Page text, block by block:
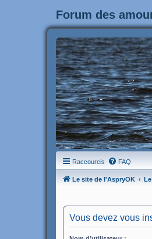
Forum des
Raccourcis FAQ
Le site de l'AspryOK
Vous devez vous